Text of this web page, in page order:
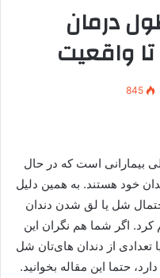
درمان
واقعیت
845
بیمارانی است که در حال
خود هستند. به همین دلیل
شل یا لق شدن دندان
کرد. اگر شما هم نگران این
تعدادی از دندان های‌تان شل
حتما این مقاله بخوانید.